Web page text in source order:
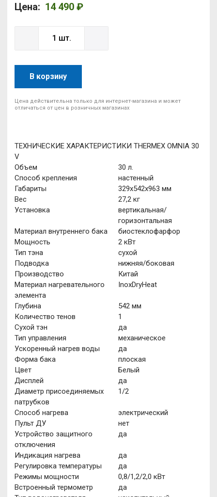
Цена: 14 490 ₽
В корзину
Цена действительна только для интернет-магазина и может
отличаться от цен в розничных магазинах
ТЕХНИЧЕСКИЕ ХАРАКТЕРИСТИКИ THERMEX OMNIA 30
V
Объем
30 л.
Способ крепления
настенный
Габариты
329х542х963 мм
Вес
27,2 кг
Установка
вертикальная/
горизонтальная
Материал внутреннего бака
биостеклофарфор
Мощность
2 кВт
Тип тэна
сухой
Подводка
нижняя/боковая
Производство
Китай
Материал нагревательного
элемента
InoxDryHeat
Глубина
542 мм
Количество тенов
1
Сухой тэн
да
Тип управления
механическое
Ускоренный нагрев воды
да
Форма бака
плоская
Цвет
Белый
Дисплей
да
Диаметр присоединяемых
патрубков
1/2
Способ нагрева
электрический
Пульт ДУ
нет
Устройство защитного
отключения
да
Индикация нагрева
да
Регулировка температуры
да
Режимы мощности
0,8/1,2/2,0 кВт
Встроенный термометр
да